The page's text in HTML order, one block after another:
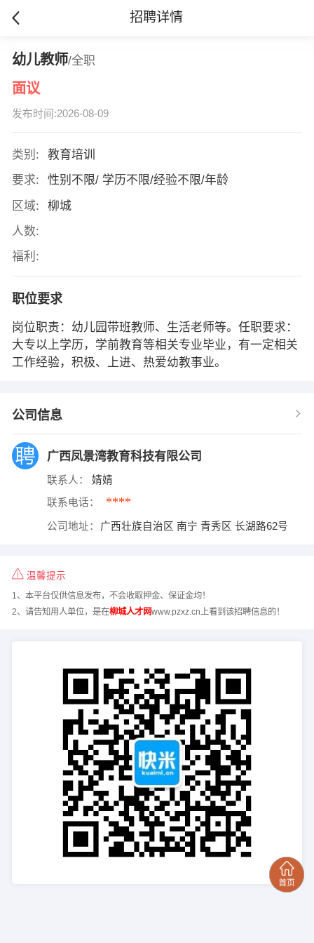
招聘详情
幼儿教师/全职
面议
发布时间:2026-08-09
类别:
教育培训
要求:
性别不限/ 学历不限/经验不限/年龄
区域:
柳城
人数:
福利:
职位要求
岗位职责：幼儿园带班教师、生活老师等。任职要求：
大专以上学历，学前教育等相关专业毕业，有一定相关
工作经验，积极、上进、热爱幼教事业。
公司信息
广西凤景湾教育科技有限公司
联系人： 婧婧
联系电话： ****
公司地址： 广西壮族自治区 南宁 青秀区 长湖路62号
温馨提示
1、本平台仅供信息发布，不会收取押金、保证金均！
2、请告知用人单位，是在柳城人才网www.pzxz.cn上看到该招聘信息的！